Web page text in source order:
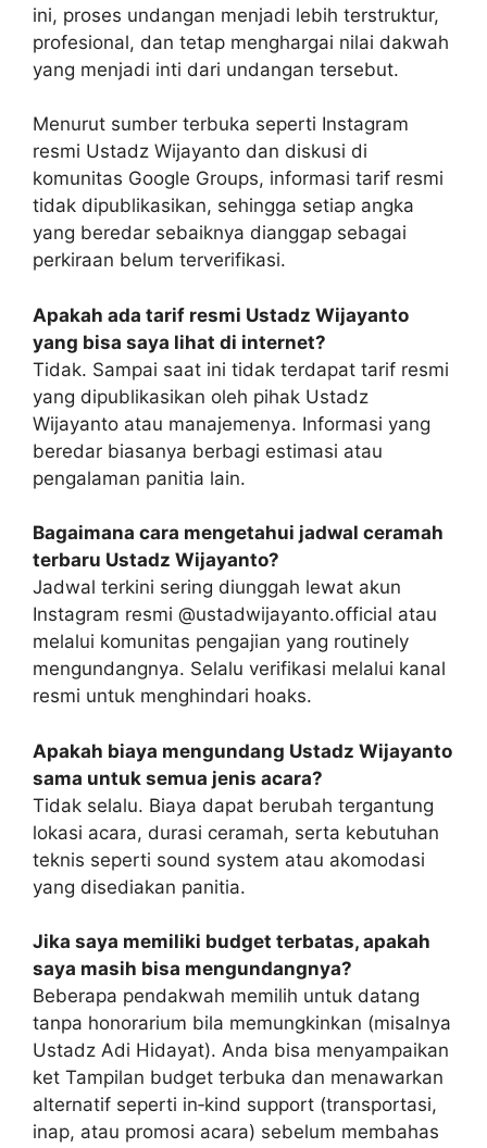
ini, proses undangan menjadi lebih terstruktur,
profesional, dan tetap menghargai nilai dakwah
yang menjadi inti dari undangan tersebut.
Menurut sumber terbuka seperti Instagram
resmi Ustadz Wijayanto dan diskusi di
komunitas Google Groups, informasi tarif resmi
tidak dipublikasikan, sehingga setiap angka
yang beredar sebaiknya dianggap sebagai
perkiraan belum terverifikasi.
Apakah ada tarif resmi Ustadz Wijayanto
yang bisa saya lihat di internet?
Tidak. Sampai saat ini tidak terdapat tarif resmi
yang dipublikasikan oleh pihak Ustadz
Wijayanto atau manajemenya. Informasi yang
beredar biasanya berbagi estimasi atau
pengalaman panitia lain.
Bagaimana cara mengetahui jadwal ceramah
terbaru Ustadz Wijayanto?
Jadwal terkini sering diunggah lewat akun
Instagram resmi @ustadwijayanto.official atau
melalui komunitas pengajian yang routinely
mengundangnya. Selalu verifikasi melalui kanal
resmi untuk menghindari hoaks.
Apakah biaya mengundang Ustadz Wijayanto
sama untuk semua jenis acara?
Tidak selalu. Biaya dapat berubah tergantung
lokasi acara, durasi ceramah, serta kebutuhan
teknis seperti sound system atau akomodasi
yang disediakan panitia.
Jika saya memiliki budget terbatas, apakah
saya masih bisa mengundangnya?
Beberapa pendakwah memilih untuk datang
tanpa honorarium bila memungkinkan (misalnya
Ustadz Adi Hidayat). Anda bisa menyampaikan
ket Tampilan budget terbuka dan menawarkan
alternatif seperti in‑kind support (transportasi,
inap, atau promosi acara) sebelum membahas